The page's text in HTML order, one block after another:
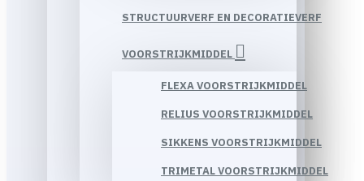
STRUCTUURVERF EN DECORATIEVERF
VOORSTRIJKMIDDEL
FLEXA VOORSTRIJKMIDDEL
RELIUS VOORSTRIJKMIDDEL
SIKKENS VOORSTRIJKMIDDEL
TRIMETAL VOORSTRIJKMIDDEL